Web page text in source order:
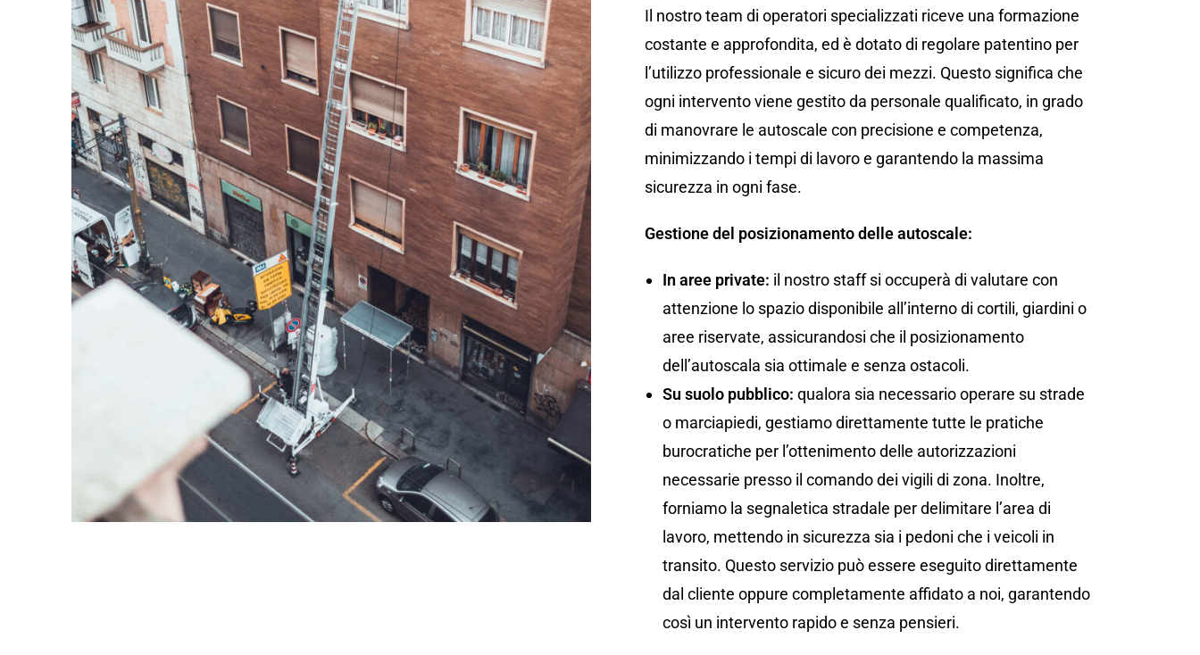
Il nostro team di operatori specializzati riceve una formazione
costante e approfondita, ed è dotato di regolare patentino per
l’utilizzo professionale e sicuro dei mezzi. Questo significa che
ogni intervento viene gestito da personale qualificato, in grado
di manovrare le autoscale con precisione e competenza,
minimizzando i tempi di lavoro e garantendo la massima
sicurezza in ogni fase.
Gestione del posizionamento delle autoscale:
In aree private: il nostro staff si occuperà di valutare con
attenzione lo spazio disponibile all’interno di cortili, giardini o
aree riservate, assicurandosi che il posizionamento
dell’autoscala sia ottimale e senza ostacoli.
Su suolo pubblico: qualora sia necessario operare su strade
o marciapiedi, gestiamo direttamente tutte le pratiche
burocratiche per l’ottenimento delle autorizzazioni
necessarie presso il comando dei vigili di zona. Inoltre,
forniamo la segnaletica stradale per delimitare l’area di
lavoro, mettendo in sicurezza sia i pedoni che i veicoli in
transito. Questo servizio può essere eseguito direttamente
dal cliente oppure completamente affidato a noi, garantendo
così un intervento rapido e senza pensieri.